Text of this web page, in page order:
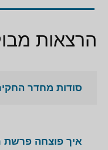
סיפור ולרתק כל קהל,
הרצאות
סודות מחדר
איך פוצחה פרשת